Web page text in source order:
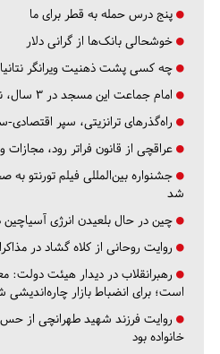
پنج درس‌ حمله به قطر برای ما
خوشحالی بانک‌ها از گرانی دلار
چه کسی پشت ذهنیت ویرانگر
امام جماعت این مسجد در ۳ سال، نمازگزاران را ۴ برابر کرد
راه‌گذرهای ترانزیتی، سپر اقتصادی-
عراقچی از قانون فراتر رود،
جشنواره بین‌المللی فیلم تورنتو
شد
چین در حال بلعیدن انرژی آسیاچین
روایت روحانی از کلاه گشاد در
رهبرانقلاب در دیدار هیئت
است؛ برای انضباط بازار چاره‌اندیشی
روایت فرزند شهید طهرانچی از
خانواده بود